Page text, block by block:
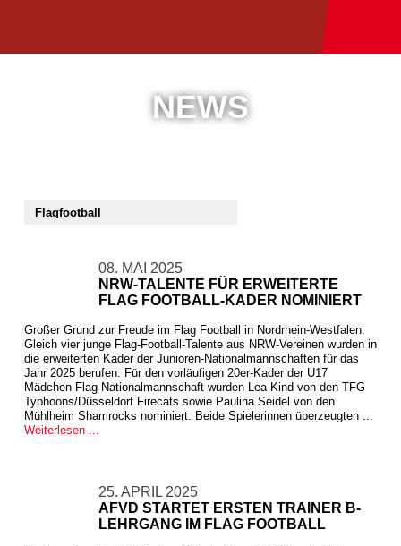
NEWS
08. MAI 2025
NRW-TALENTE FÜR ERWEITERTE
FLAG FOOTBALL-KADER NOMINIERT
Großer Grund zur Freude im Flag Football in Nordrhein-Westfalen:
Gleich vier junge Flag-Football-Talente aus NRW-Vereinen wurden in
die erweiterten Kader der Junioren-Nationalmannschaften für das
Jahr 2025 berufen. Für den vorläufigen 20er-Kader der U17
Mädchen Flag Nationalmannschaft wurden Lea Kind von den TFG
Typhoons/Düsseldorf Firecats sowie Paulina Seidel von den
Mühlheim Shamrocks nominiert. Beide Spielerinnen überzeugten ...
Weiterlesen ...
25. APRIL 2025
AFVD STARTET ERSTEN TRAINER B-
LEHRGANG IM FLAG FOOTBALL